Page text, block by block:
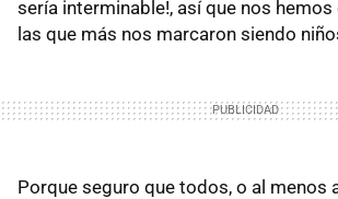
sería interminable!, así que nos
las que más nos marcaron siendo
Porque seguro que todos, o al menos